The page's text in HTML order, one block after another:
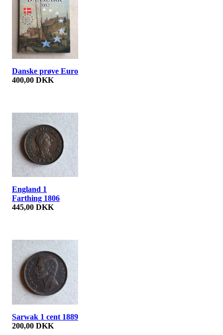
Danske prøve Euro
400,00 DKK
England 1
Farthing 1806
445,00 DKK
Sarwak 1 cent 1889
200,00 DKK